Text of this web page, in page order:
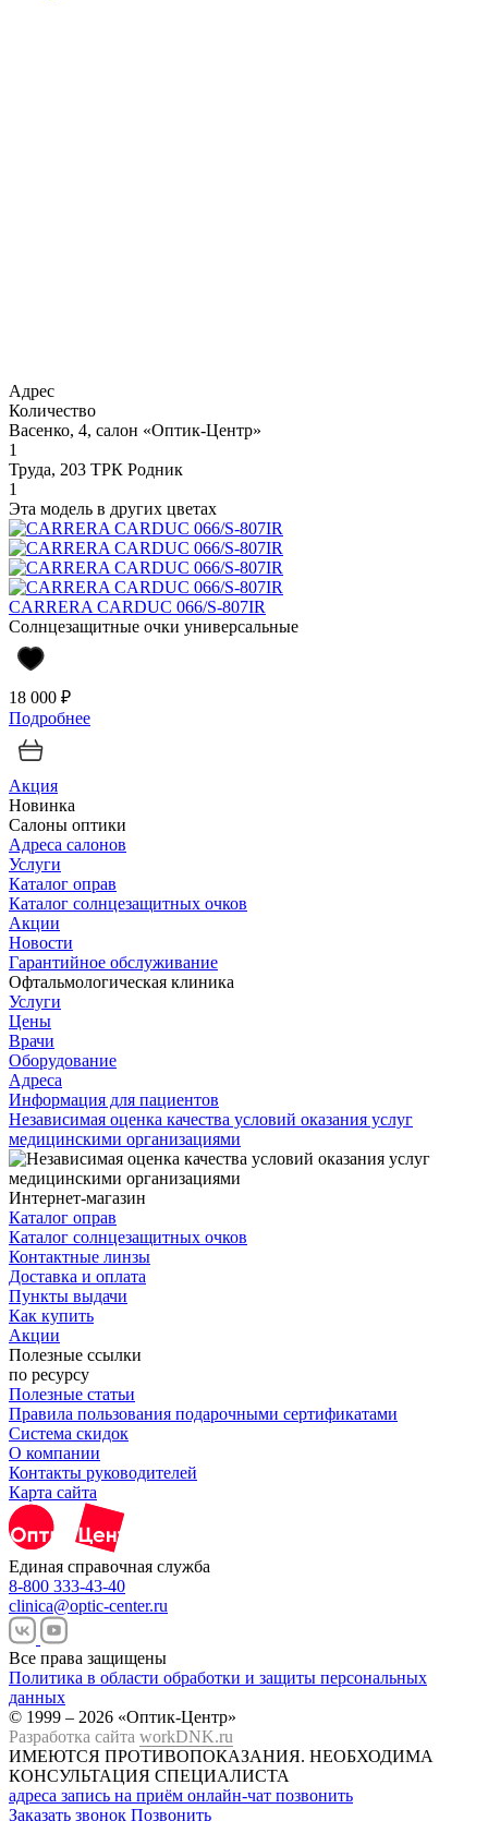
Адрес
Количество
Васенко, 4, салон «Оптик-Центр»
1
Труда, 203 ТРК Родник
1
Эта модель в других цветах
CARRERA CARDUC 066/S-807IR
Солнцезащитные очки универсальные
18 000 ₽
Подробнее
Акция
Новинка
Салоны оптики
Адреса салонов
Услуги
Каталог оправ
Каталог солнцезащитных очков
Акции
Новости
Гарантийное обслуживание
Офтальмологическая клиника
Услуги
Цены
Врачи
Оборудование
Адреса
Информация для пациентов
Независимая оценка качества условий оказания услуг
медицинскими организациями
Интернет-магазин
Каталог оправ
Каталог солнцезащитных очков
Контактные линзы
Доставка и оплата
Пункты выдачи
Как купить
Акции
Полезные ссылки
по ресурсу
Полезные статьи
Правила пользования подарочными сертификатами
Система скидок
О компании
Контакты руководителей
Карта сайта
Единая справочная служба
8-800 333-43-40
clinica@optic-center.ru
Все права защищены
Политика в области обработки и защиты персональных
данных
© 1999 – 2026 «Оптик-Центр»
Разработка сайта workDNK.ru
ИМЕЮТСЯ ПРОТИВОПОКАЗАНИЯ. НЕОБХОДИМА
КОНСУЛЬТАЦИЯ СПЕЦИАЛИСТА
адреса запись на приём онлайн-чат позвонить
Заказать звонок Позвонить